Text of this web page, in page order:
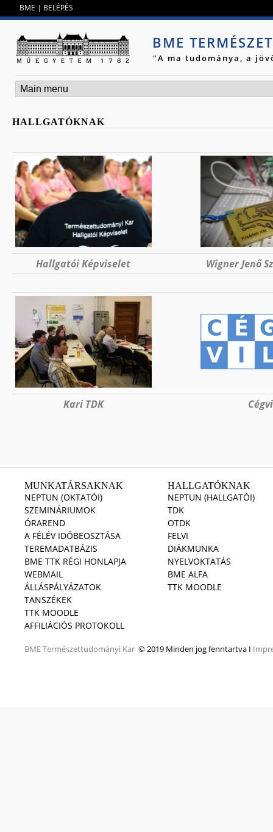
BME | BELÉPÉS
BME
"A ma tudománya, a
HALLGATÓKNAK
Hallgatói Képviselet Wigner Jenő
Kari TDK
MUNKATÁRSAKNAK
NEPTUN (OKTATÓI)
SZEMINÁRIUMOK
ÓRAREND
A FÉLÉV IDŐBEOSZTÁSA
TEREMADATBÁZIS
BME TTK RÉGI HONLAPJA
WEBMAIL
ÁLLÁSPÁLYÁZATOK
TANSZÉKEK
TTK MOODLE
AFFILIÁCIÓS PROTOKOLL
BMETermészettudományi Kar © 2019 Minden jog fenntartva I
HALLGATÓKNAK
NEPTUN (HALLGATÓI)
TDK
OTDK
FELVI
DIÁKMUNKA
NYELVOKTATÁS
BME ALFA
TTK MOODLE